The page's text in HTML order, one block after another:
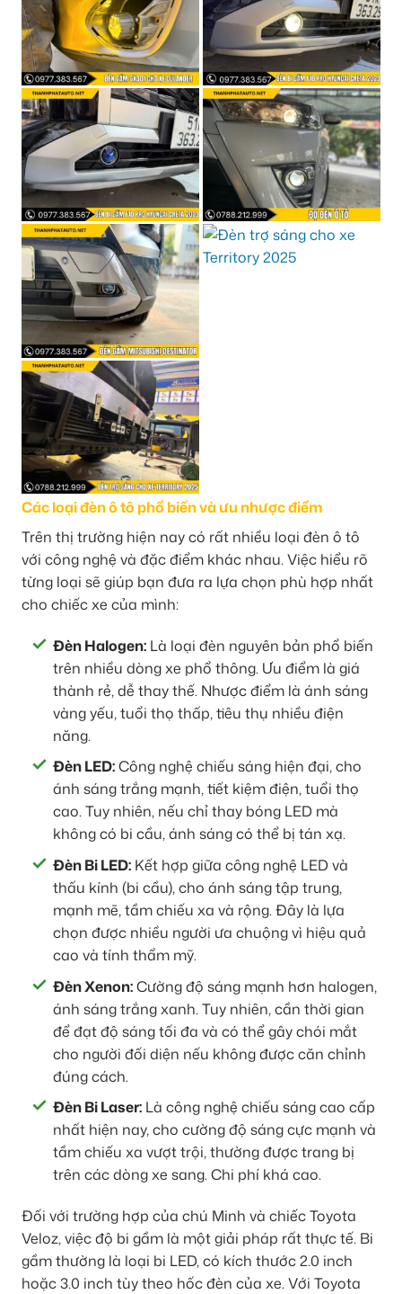
Các loại đèn ô tô phổ biến và ưu nhược điểm
Trên thị trường hiện nay có rất nhiều loại đèn ô tô
với công nghệ và đặc điểm khác nhau. Việc hiểu rõ
từng loại sẽ giúp bạn đưa ra lựa chọn phù hợp nhất
cho chiếc xe của mình:
Đèn Halogen: Là loại đèn nguyên bản phổ biến
trên nhiều dòng xe phổ thông. Ưu điểm là giá
thành rẻ, dễ thay thế. Nhược điểm là ánh sáng
vàng yếu, tuổi thọ thấp, tiêu thụ nhiều điện
năng.
Đèn LED:Công nghệ chiếu sáng hiện đại, cho
ánh sáng trắng mạnh, tiết kiệm điện, tuổi thọ
cao. Tuy nhiên, nếu chỉ thay bóng LED mà
không có bi cầu, ánh sáng có thể bị tán xạ.
Đèn Bi LED: Kết hợp giữa công nghệ LED và
thấu kính (bi cầu), cho ánh sáng tập trung,
mạnh mẽ, tầm chiếu xa và rộng. Đây là lựa
chọn được nhiều người ưa chuộng vì hiệu quả
cao và tính thẩm mỹ.
Đèn Xenon:Cường độ sáng mạnh hơn halogen,
ánh sáng trắng xanh. Tuy nhiên, cần thời gian
để đạt độ sáng tối đa và có thể gây chói mắt
cho người đối diện nếu không được căn chỉnh
đúng cách.
Đèn Bi Laser: Là công nghệ chiếu sáng cao cấp
nhất hiện nay, cho cường độ sáng cực mạnh và
tầm chiếu xa vượt trội, thường được trang bị
trên các dòng xe sang. Chi phí khá cao.
Đối với trường hợp của chú Minh và chiếc Toyota
Veloz, việc độ bi gầm là một giải pháp rất thực tế. Bi
gầm thường là loại bi LED, có kích thước 2.0 inch
hoặc 3.0 inch tùy theo hốc đèn của xe. Với Toyota